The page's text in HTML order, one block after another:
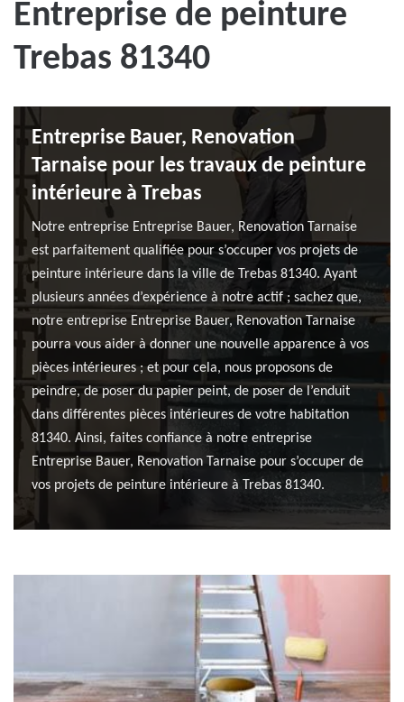
Entreprise de peinture
Trebas 81340
Entreprise Bauer, Renovation
Tarnaise pour les travaux de peinture
intérieure à Trebas
Notre entreprise Entreprise Bauer, Renovation Tarnaise
est parfaitement qualifiée pour s’occuper vos projets de
peinture intérieure dans la ville de Trebas 81340. Ayant
plusieurs années d’expérience à notre actif ; sachez que,
notre entreprise Entreprise Bauer, Renovation Tarnaise
pourra vous aider à donner une nouvelle apparence à vos
pièces intérieures ; et pour cela, nous proposons de
peindre, de poser du papier peint, de poser de l’enduit
dans différentes pièces intérieures de votre habitation
81340. Ainsi, faites confiance à notre entreprise
Entreprise Bauer, Renovation Tarnaise pour s’occuper de
vos projets de peinture intérieure à Trebas 81340.